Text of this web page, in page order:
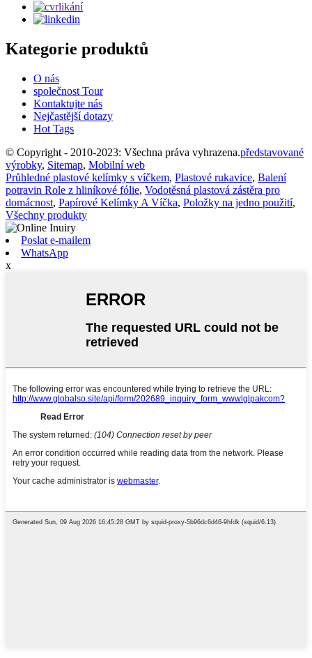
Kategorie produktů
O nás
společnost Tour
Kontaktujte nás
Nejčastější dotazy
Hot Tags
© Copyright - 2010-2023: Všechna práva vyhrazena.představované
výrobky, Sitemap, Mobilní web
Průhledné plastové kelímky s víčkem, Plastové rukavice, Balení
potravin Role z hliníkové fólie, Vodotěsná plastová zástěra pro
domácnost, Papírové Kelímky A Víčka, Položky na jedno použití,
Všechny produkty
Poslat e-mailem
WhatsApp
x